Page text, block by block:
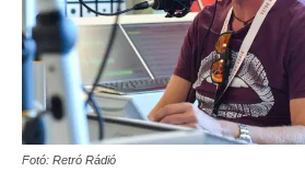
Fotó: Retró Rádió